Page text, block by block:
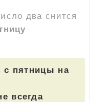
два снится
с пятницы на
всегда